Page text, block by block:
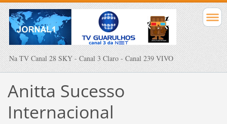
Na TV Canal 28 SKY - Canal 3 Claro - Canal 239 VIVO
Anitta Sucesso
Internacional